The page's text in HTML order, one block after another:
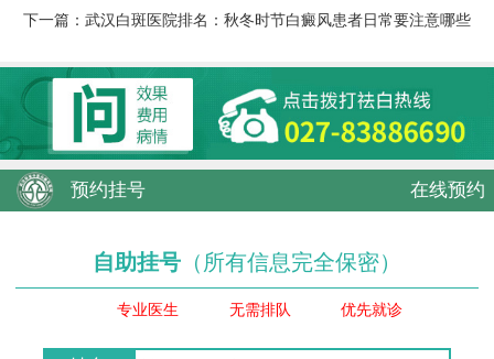
下一篇： 武汉白斑医院排名：秋冬时节白癜风患者日常要注意哪些
预约挂号 在线预约
自助挂号 （所有信息完全保密）
专业医生 无需排队 优先就诊